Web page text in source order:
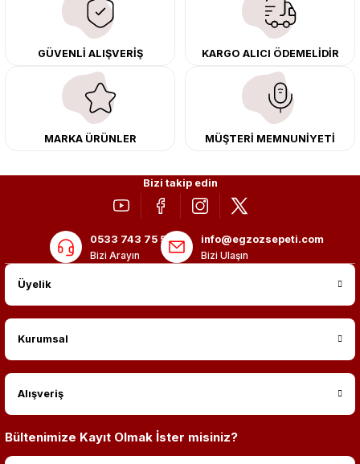
tasarımını ve aerodinamisini üst seviyeye taşıyabilirsiniz.
Tüm ürünlerimiz orijinal, dayanıklı ve uzun ömürlüdür. İstanbul’daki montaj
merkezimizde profesyonel montaj yapıyor, Türkiye’nin her yerine güvenli
kargo ile teslimat gerçekleştiriyoruz. Aracınıza değer katmak için doğru
adres: Egzoz Sepeti.
GÜVENLİ ALIŞVERİŞ KARGO ALICI ÖDEMELİDİR
MARKA ÜRÜNLER MÜŞTERİ MEMNUNİYETİ
Bizi takip edin
0533 743 75 56
Bizi Arayın
info@egzozsepeti.com
Bizi Ulaşın
Üyelik
Kurumsal
Alışveriş
Bültenimize Kayıt Olmak İster misiniz?